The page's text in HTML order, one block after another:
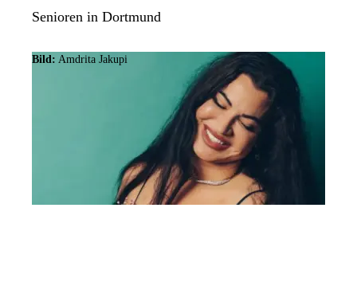
Senioren in Dortmund
Bild: Amdrita Jakupi